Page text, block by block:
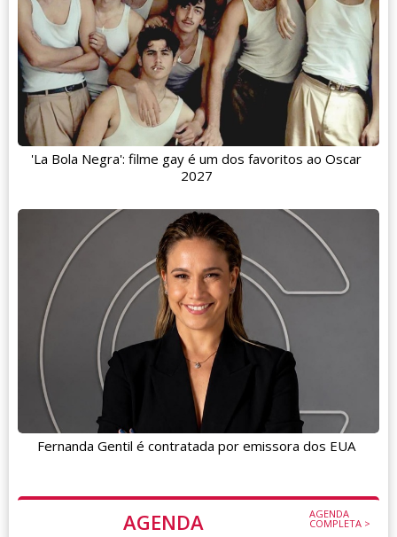
AGENDA AGENDA
COMPLETA >
'La Bola Negra': filme gay é um dos favoritos ao Oscar
2027
Fernanda Gentil é contratada por emissora dos EUA